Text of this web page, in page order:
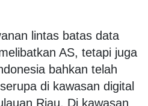
lintas batas data
AS, tetapi juga
bahkan telah
di kawasan digital
Riau. Di kawasan